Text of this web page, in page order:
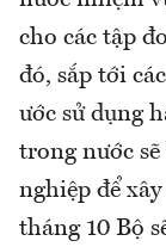
cho các tập
đó, sắp tới
ước sử dụng
trong nước
nghiệp để
tháng 10 Bộ